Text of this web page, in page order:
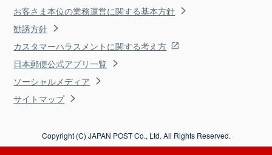
お客さま本位の業務運営に関する基本方針
勧誘方針
カスタマーハラスメントに関する考え方
日本郵便公式アプリ一覧
ソーシャルメディア
サイトマップ
Copyright (C) JAPAN POST Co., Ltd. All Rights Reserved.